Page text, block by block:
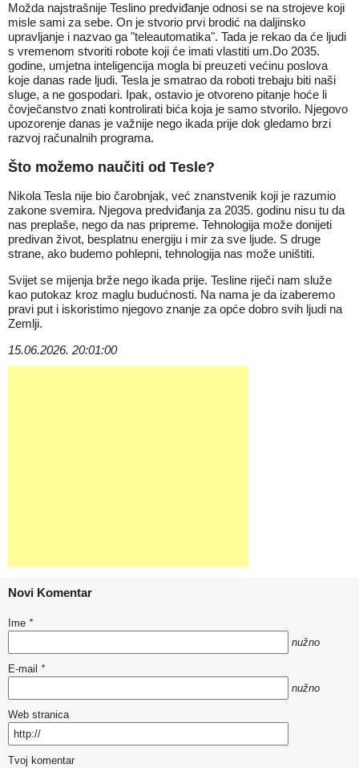
Možda najstrašnije Teslino predviđanje odnosi se na strojeve koji
misle sami za sebe. On je stvorio prvi brodić na daljinsko
upravljanje i nazvao ga "teleautomatika". Tada je rekao da će ljudi
s vremenom stvoriti robote koji će imati vlastiti um.Do 2035.
godine, umjetna inteligencija mogla bi preuzeti većinu poslova
koje danas rade ljudi. Tesla je smatrao da roboti trebaju biti naši
sluge, a ne gospodari. Ipak, ostavio je otvoreno pitanje hoće li
čovječanstvo znati kontrolirati bića koja je samo stvorilo. Njegovo
upozorenje danas je važnije nego ikada prije dok gledamo brzi
razvoj računalnih programa.
Što možemo naučiti od Tesle?
Nikola Tesla nije bio čarobnjak, već znanstvenik koji je razumio
zakone svemira. Njegova predviđanja za 2035. godinu nisu tu da
nas preplaše, nego da nas pripreme. Tehnologija može donijeti
predivan život, besplatnu energiju i mir za sve ljude. S druge
strane, ako budemo pohlepni, tehnologija nas može uništiti.
Svijet se mijenja brže nego ikada prije. Tesline riječi nam služe
kao putokaz kroz maglu budućnosti. Na nama je da izaberemo
pravi put i iskoristimo njegovo znanje za opće dobro svih ljudi na
Zemlji.
15.06.2026. 20:01:00
Novi Komentar
Ime *
nužno
E-mail *
nužno
Web stranica
Tvoj komentar